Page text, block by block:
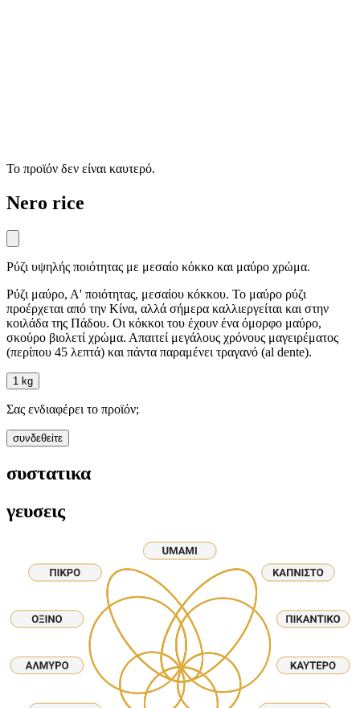
Το προϊόν δεν είναι καυτερό.
Nero rice
Ρύζι υψηλής ποιότητας με μεσαίο κόκκο και μαύρο χρώμα.
Ρύζι μαύρο, Α' ποιότητας, μεσαίου κόκκου. Το μαύρο ρύζι
προέρχεται από την Κίνα, αλλά σήμερα καλλιεργείται και στην
κοιλάδα της Πάδου. Οι κόκκοι του έχουν ένα όμορφο μαύρο,
σκούρο βιολετί χρώμα. Απαιτεί μεγάλους χρόνους μαγειρέματος
(περίπου 45 λεπτά) και πάντα παραμένει τραγανό (al dente).
1 kg
Σας ενδιαφέρει το προϊόν;
συνδεθείτε
συστατικα
γευσεις